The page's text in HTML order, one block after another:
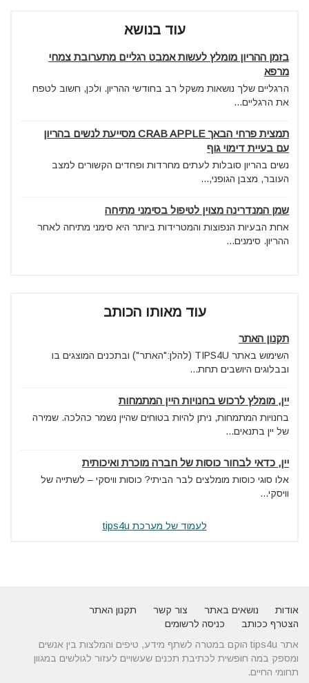
עוד בנושא
בזמן ההריון מומלץ לעשות אמבט רגליים מתערובת צמחי
מרפא
הרגליים שלך נושאות משקל רב בחודשי ההריון. ולכן, חשוב לטפח
את הרגליים...
תמצית פרחי הבאך CRAB APPLE מסייעת לנשים בהריון
עם בעיית דימוי גוף
נשים בהריון סובלות לעתים מחרדות ופחדים הקשורים למצב
העובר, מצבן הגופני,...
שמן המנדרינה מצוין לטיפול בסימני מתיחה
אחת הבעיות הנפוצות והמטרידות ביותר היא סימני מתיחה לאחר
ההריון. סימנים...
עוד מאותו הכותב
תקנון האתר
השימוש באתר TIPS4U (להלן:"האתר") ובתכנים המוצגים בו
ובבלוגים היושבים תחת...
יין, מומלץ לרכוש בחנויות היין המתמחות
בחנויות המתמחות, ניתן להיות בטוחים שהיין נשמר כהלכה. שמירה
של יין בתנאים...
יין, כדאי לבחור כוסות של חברה מוכרת ואיכותית
אלו סוגי כוסות מומלצים לבר הביתי? כוסות וויסקי – לשתייה של
וויסקי...
לעמוד של מערכת tips4u
אודות נושאים באתר צור קשר
תקנון האתר
הצטרף ככותב
כניסה לרשומים
אתר tips4u הוקם במטרה לשתף מידע, טיפים והמלצות בין אנשים
ומספק במה חופשית לכתיבת תכנים שעשויים לעזור לגולשים במגוון
תחומי החיים.